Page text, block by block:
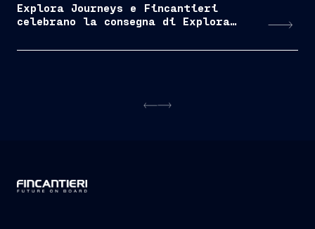
Explora Journeys e Fincantieri
celebrano la consegna di Explora
oceanici di lusso di MSC è